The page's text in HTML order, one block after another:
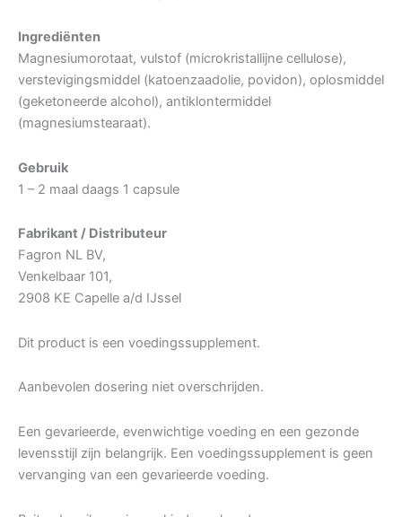
Ingrediënten
Magnesiumorotaat, vulstof (microkristallijne cellulose),
verstevigingsmiddel (katoenzaadolie, povidon), oplosmiddel
(geketoneerde alcohol), antiklontermiddel
(magnesiumstearaat).
Gebruik
1 – 2 maal daags 1 capsule
Fabrikant / Distributeur
Fagron NL BV,
Venkelbaar 101,
2908 KE Capelle a/d IJssel
Dit product is een voedingssupplement.
Aanbevolen dosering niet overschrijden.
Een gevarieerde, evenwichtige voeding en een gezonde
levensstijl zijn belangrijk. Een voedingssupplement is geen
vervanging van een gevarieerde voeding.